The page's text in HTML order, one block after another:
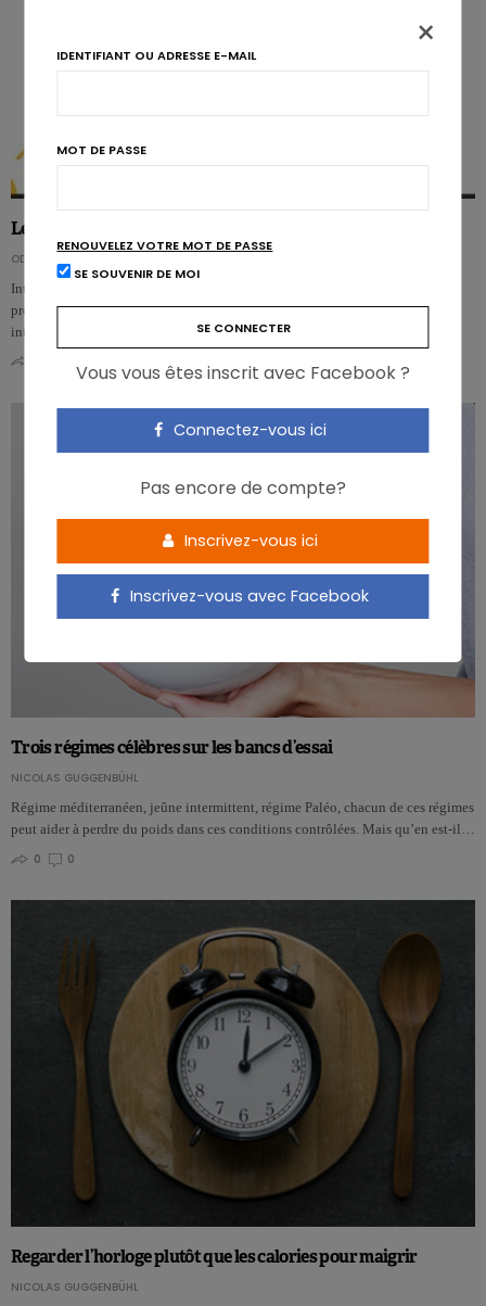
Le jeûne intermittent comme outil thérapeutique?
ODILE BERNARD
Interrompre le régime alimentaire habituel par des périodes de jeûne pour
promouvoir la santé… De plus en plus de recherches indiquent qu’un jeûne
intermitt…
Trois régimes célèbres sur les bancs d’essai
NICOLAS GUGGENBÜHL
Régime méditerranéen, jeûne intermittent, régime Paléo, chacun de ces régimes
peut aider à perdre du poids dans ces conditions contrôlées. Mais qu’en est-il…
0
0
Regarder l’horloge plutôt que les calories pour maigrir
NICOLAS GUGGENBÜHL
×
IDENTIFIANT OU ADRESSE E-MAIL
MOT DE PASSE
RENOUVELEZ VOTRE MOT DE PASSE
SE SOUVENIR DE MOI
Vous vous êtes inscrit avec Facebook ?
Connectez-vous ici
Pas encore de compte?
Inscrivez-vous ici
Inscrivez-vous avec Facebook